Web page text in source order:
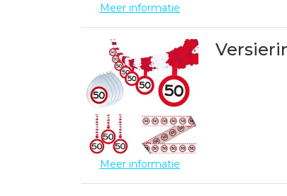
Meer informatie
Meer informatie